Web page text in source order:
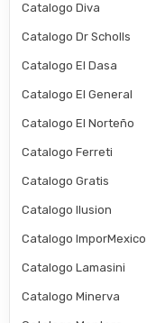
Catalogo Diva
Catalogo Dr Scholls
Catalogo El Dasa
Catalogo El General
Catalogo El Norteño
Catalogo Ferreti
Catalogo Gratis
Catalogo Ilusion
Catalogo ImporMexico
Catalogo Lamasini
Catalogo Minerva